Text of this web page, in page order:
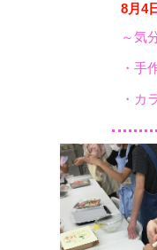
8月4
～気
・手
・カ